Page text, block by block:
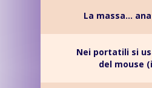
La massa...
Nei portatili si
del mouse